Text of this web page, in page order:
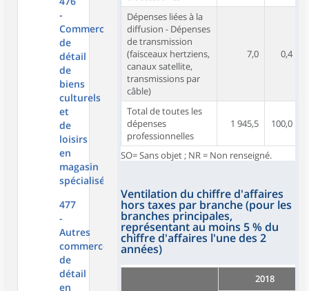
-
Commerce
de
détail
de
biens
culturels
et
de
loisirs
en
magasin
spécialisé
477
-
Autres
commerces
de
détail
en
Dépenses liées à la
diffusion - Dépenses
de transmission
(faisceaux hertziens,
canaux satellite,
transmissions par
câble)
7,0 0,4
Total de toutes les
dépenses
professionnelles
1 945,5 100,0
SO= Sans objet ; NR = Non renseigné.
Ventilation du chiffre d'affaires
hors taxes par branche (pour les
branches principales,
représentant au moins 5 % du
chiffre d'affaires l'une des 2
années)
2018